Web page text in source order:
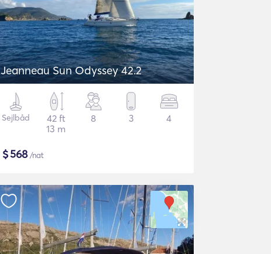
Jeanneau Sun Odyssey 42.2
Sejlbåd
42 ft
13 m
8 3 4
$568/nat